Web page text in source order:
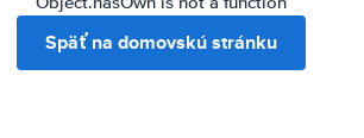
Späť na domovskú stránku